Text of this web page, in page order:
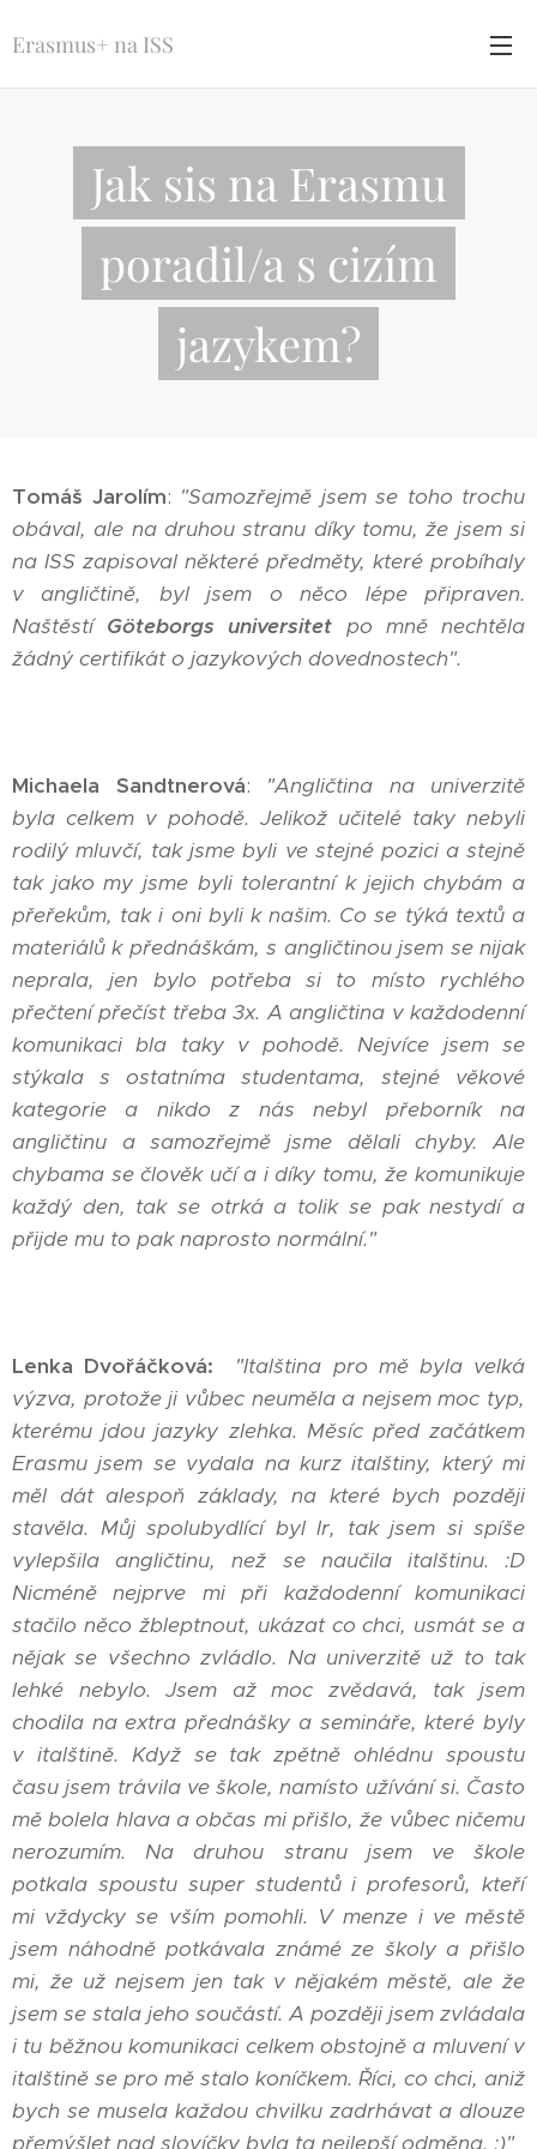
Erasmus+ na ISS
Jak sis na Erasmu
poradil/a s cizím
jazykem?
Tomáš Jarolím: "Samozřejmě jsem se toho trochu
obával, ale na druhou stranu díky tomu, že jsem si
na ISS zapisoval některé předměty, které probíhaly
v angličtině, byl jsem o něco lépe připraven.
Naštěstí Göteborgs universitet po mně nechtěla
žádný certifikát o jazykových dovednostech".
Michaela Sandtnerová: "Angličtina na univerzitě
byla celkem v pohodě. Jelikož učitelé taky nebyli
rodilý mluvčí, tak jsme byli ve stejné pozici a stejně
tak jako my jsme byli tolerantní k jejich chybám a
přeřekům, tak i oni byli k našim. Co se týká textů a
materiálů k přednáškám, s angličtinou jsem se nijak
neprala, jen bylo potřeba si to místo rychlého
přečtení přečíst třeba 3x. A angličtina v každodenní
komunikaci bla taky v pohodě. Nejvíce jsem se
stýkala s ostatníma studentama, stejné věkové
kategorie a nikdo z nás nebyl přeborník na
angličtinu a samozřejmě jsme dělali chyby. Ale
chybama se člověk učí a i díky tomu, že komunikuje
každý den, tak se otrká a tolik se pak nestydí a
přijde mu to pak naprosto normální."
Lenka Dvořáčková:
"Italština pro mě byla velká
výzva, protože ji vůbec neuměla a nejsem moc typ,
kterému jdou jazyky zlehka. Měsíc před začátkem
Erasmu jsem se vydala na kurz italštiny, který mi
měl dát alespoň základy, na které bych později
stavěla. Můj spolubydlící byl Ir, tak jsem si spíše
vylepšila angličtinu, než se naučila italštinu. :D
Nicméně nejprve mi při každodenní komunikaci
stačilo něco žbleptnout, ukázat co chci, usmát se a
nějak se všechno zvládlo. Na univerzitě už to tak
lehké nebylo. Jsem až moc zvědavá, tak jsem
chodila na extra přednášky a semináře, které byly
v italštině. Když se tak zpětně ohlédnu spoustu
času jsem trávila ve škole, namísto užívání si. Často
mě bolela hlava a občas mi přišlo, že vůbec ničemu
nerozumím. Na druhou stranu jsem ve škole
potkala spoustu super studentů i profesorů, kteří
mi vždycky se vším pomohli. V menze i ve městě
jsem náhodně potkávala známé ze školy a přišlo
mi, že už nejsem jen tak v nějakém městě, ale že
jsem se stala jeho součástí. A později jsem zvládala
i tu běžnou komunikaci celkem obstojně a mluvení v
italštině se pro mě stalo koníčkem. Říci, co chci, aniž
bych se musela každou chvilku zadrhávat a dlouze
přemýšlet nad slovíčky byla ta nejlepší odměna. :)"